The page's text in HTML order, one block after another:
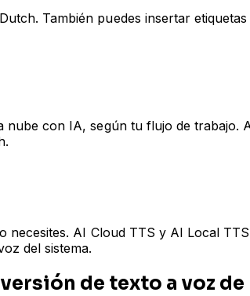
También puedes insertar
con IA, según tu flujo de
AI Cloud TTS y AI Local
del sistema.
de texto a voz de